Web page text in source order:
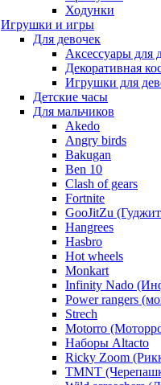
Ходунки
Игрушки и игры
Для девочек
Аксессуары для
Декоративная
Игрушки для
Детские часы
Для мальчиков
Akedo
Angry birds
Bakugan
Ben 10
Clash of gears
Fortnite
GooJitZu
Hangrees
Hasbro
Hot wheels
Monkart
Infinity Nado
Power rangers
Strech
Motorro
Наборы Altacto
Ricky Zoom
TMNT